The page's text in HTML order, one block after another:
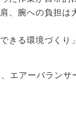
、腕への負担は
きる環境づくり
エアーバランサ